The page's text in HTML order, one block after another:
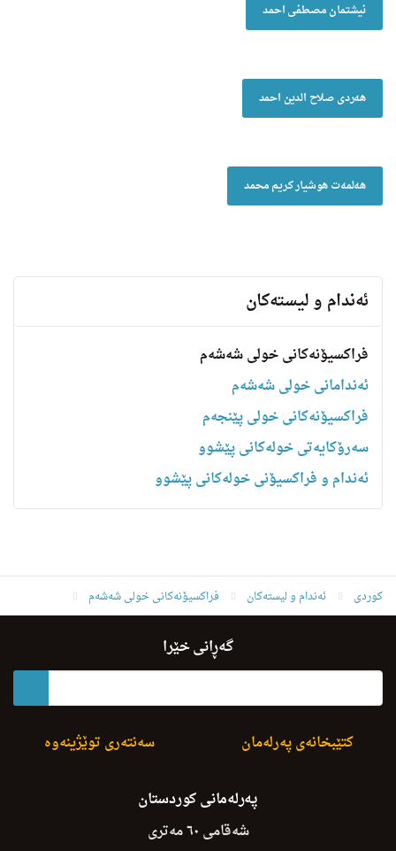
نیشتمان مصطفی احمد
هەردی صلاح الدین احمد
هەلمەت هوشیار کریم محمد
ئه‌ندام و لیسته‌كان
فراکسیۆنەکانی خولی شەشەم
ئەندامانی خولی شەشەم
فراکسیۆنەکانی خولی پێنجەم
سه‌رۆكایه‌تی خولەکانی پێشوو
ئەندام و فراکسیۆنی خولەکانی پێشوو
کوردی ئه‌ندام و لیسته‌كان فراکسیۆنەکانی خولی شەشەم
یەکێتیی نیشتیمانیی کوردستانگەڕانی خێرا
سەنتەری توێژینەوە کتێبخانەی پەرلەمان
پەرلەمانی کوردستان
شەقامی ٦٠ مەتری